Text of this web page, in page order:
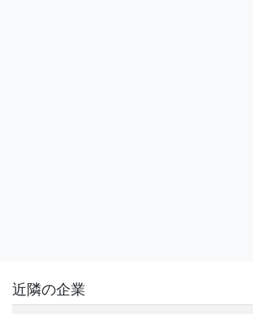
近隣の企業